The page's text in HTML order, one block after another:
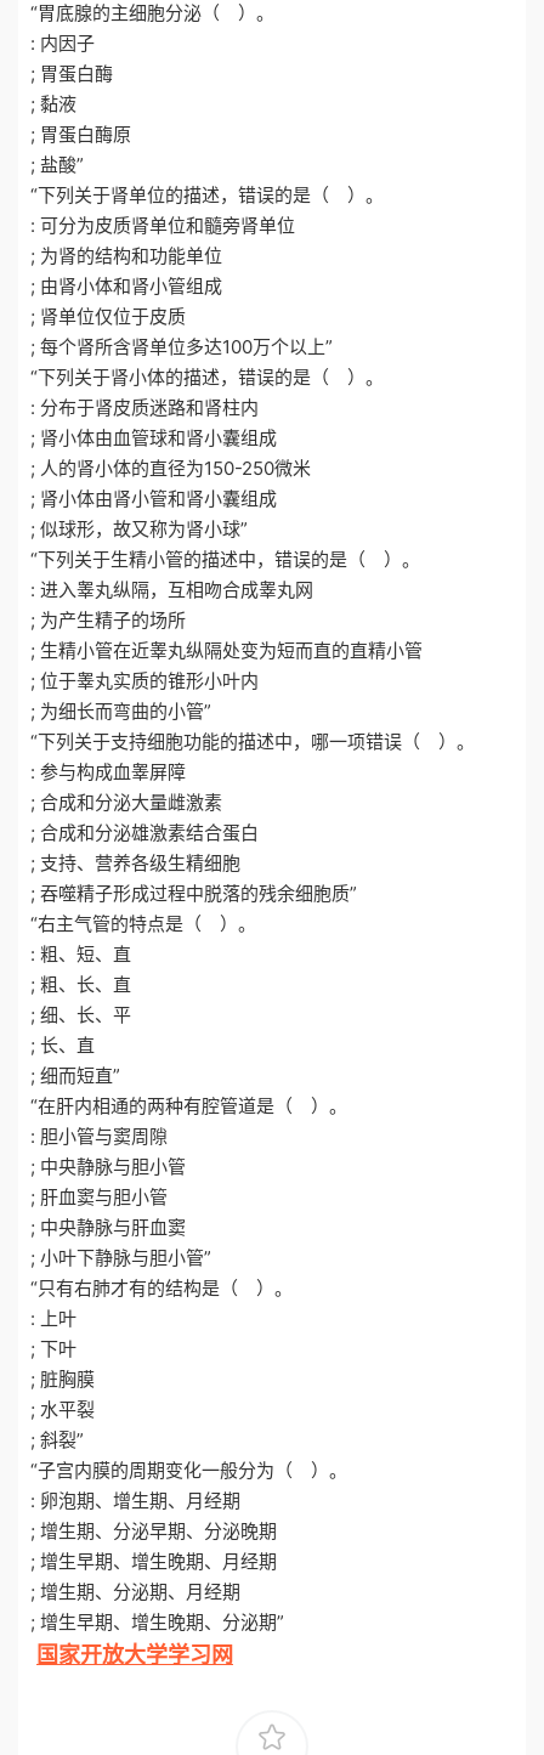
“胃底腺的主细胞分泌（ ）。
: 内因子
; 胃蛋白酶
; 黏液
; 胃蛋白酶原
; 盐酸”
“下列关于肾单位的描述，错误的是（ ）。
: 可分为皮质肾单位和髓旁肾单位
; 为肾的结构和功能单位
; 由肾小体和肾小管组成
; 肾单位仅位于皮质
; 每个肾所含肾单位多达100万个以上”
“下列关于肾小体的描述，错误的是（ ）。
: 分布于肾皮质迷路和肾柱内
; 肾小体由血管球和肾小囊组成
; 人的肾小体的直径为150-250微米
; 肾小体由肾小管和肾小囊组成
; 似球形，故又称为肾小球”
“下列关于生精小管的描述中，错误的是（ ）。
: 进入睾丸纵隔，互相吻合成睾丸网
; 为产生精子的场所
; 生精小管在近睾丸纵隔处变为短而直的直精小管
; 位于睾丸实质的锥形小叶内
; 为细长而弯曲的小管”
“下列关于支持细胞功能的描述中，哪一项错误（ ）。
: 参与构成血睾屏障
; 合成和分泌大量雌激素
; 合成和分泌雄激素结合蛋白
; 支持、营养各级生精细胞
; 吞噬精子形成过程中脱落的残余细胞质”
“右主气管的特点是（ ）。
: 粗、短、直
; 粗、长、直
; 细、长、平
; 长、直
; 细而短直”
“在肝内相通的两种有腔管道是（ ）。
: 胆小管与窦周隙
; 中央静脉与胆小管
; 肝血窦与胆小管
; 中央静脉与肝血窦
; 小叶下静脉与胆小管”
“只有右肺才有的结构是（ ）。
: 上叶
; 下叶
; 脏胸膜
; 水平裂
; 斜裂”
“子宫内膜的周期变化一般分为（ ）。
: 卵泡期、增生期、月经期
; 增生期、分泌早期、分泌晚期
; 增生早期、增生晚期、月经期
; 增生期、分泌期、月经期
; 增生早期、增生晚期、分泌期”
国家开放大学学习网